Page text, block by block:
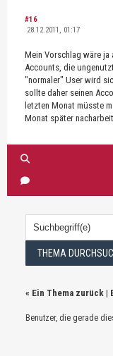
#16
28.12.2011, 01:17
Mein Vorschlag wäre ja
Accounts, die
"normaler" User wird
sollte daher seinen
letzten Monat müsste
Monat später
« Ein Thema zurück |
Benutzer, die gerade